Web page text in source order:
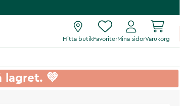
Hitta butikFavoriterMina sidorVarukorg
lagret. 💚